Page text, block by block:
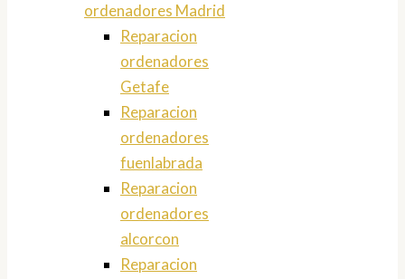
ordenadores Madrid
Reparacion
ordenadores
Getafe
Reparacion
ordenadores
fuenlabrada
Reparacion
ordenadores
alcorcon
Reparacion